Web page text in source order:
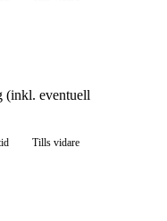
(inkl. eventuell
Tills vidare